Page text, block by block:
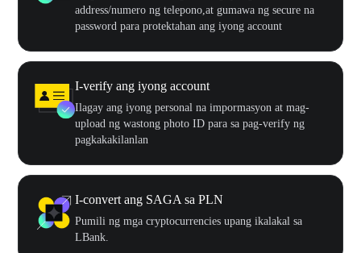
address/numero ng telepono,at gumawa ng secure na
password para protektahan ang iyong account
I-verify ang iyong account
Ilagay ang iyong personal na impormasyon at mag-
upload ng wastong photo ID para sa pag-verify ng
pagkakakilanlan
I-convert ang SAGA sa PLN
Pumili ng mga cryptocurrencies upang ikalakal sa
LBank.